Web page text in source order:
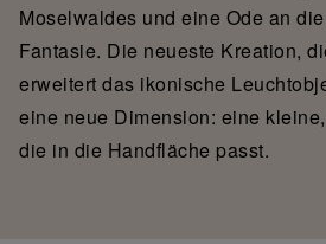
Moselwaldes und eine Ode an
Fantasie. Die neueste Kreation,
erweitert das ikonische
eine neue Dimension: eine
die in die Handfläche passt.